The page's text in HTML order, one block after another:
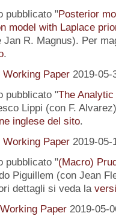
pubblicato "Posterior
model with Laplace
Jan R. Magnus). Per
.
Working Paper 2019-05-
pubblicato "The
Lippi (con F.
inglese del sito.
Working Paper 2019-05-
pubblicato "(Macro)
Piguillem (con Jean
dettagli si veda la
Paper 2019-05-